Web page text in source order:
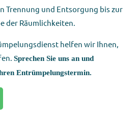
Trennung und Entsorgung bis zur
der Räumlichkeiten.
helfen wir Ihnen,
Sprechen Sie uns an und
Entrümpelungstermin.